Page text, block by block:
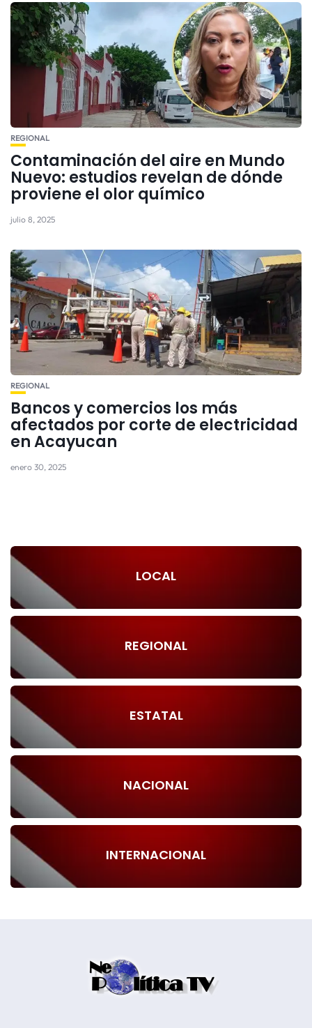
REGIONAL
Contaminación del aire en Mundo
Nuevo: estudios revelan de dónde
proviene el olor químico
julio 8, 2025
REGIONAL
Bancos y comercios los más
afectados por corte de electricidad
en Acayucan
enero 30, 2025
LOCAL
REGIONAL
ESTATAL
NACIONAL
INTERNACIONAL